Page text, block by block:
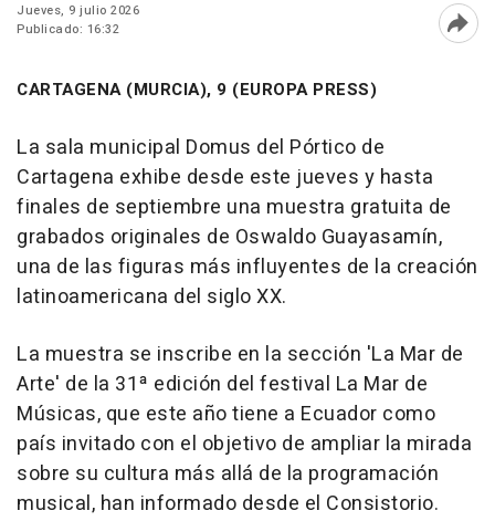
Jueves, 9 julio 2026
Publicado: 16:32
CARTAGENA (MURCIA), 9 (EUROPA PRESS)
La sala municipal Domus del Pórtico de
Cartagena exhibe desde este jueves y hasta
finales de septiembre una muestra gratuita de
grabados originales de Oswaldo Guayasamín,
una de las figuras más influyentes de la creación
latinoamericana del siglo XX.
La muestra se inscribe en la sección 'La Mar de
Arte' de la 31ª edición del festival La Mar de
Músicas, que este año tiene a Ecuador como
país invitado con el objetivo de ampliar la mirada
sobre su cultura más allá de la programación
musical, han informado desde el Consistorio.